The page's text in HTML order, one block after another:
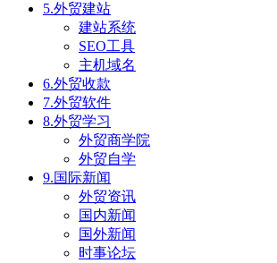
5.外贸建站
建站系统
SEO工具
主机域名
6.外贸收款
7.外贸软件
8.外贸学习
外贸商学院
外贸自学
9.国际新闻
外贸资讯
国内新闻
国外新闻
时事论坛